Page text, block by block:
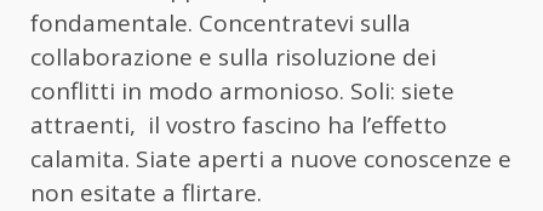
fondamentale. Concentratevi sulla
collaborazione e sulla risoluzione dei
conflitti in modo armonioso. Soli: siete
attraenti, il vostro fascino ha l’effetto
calamita. Siate aperti a nuove conoscenze e
non esitate a flirtare.